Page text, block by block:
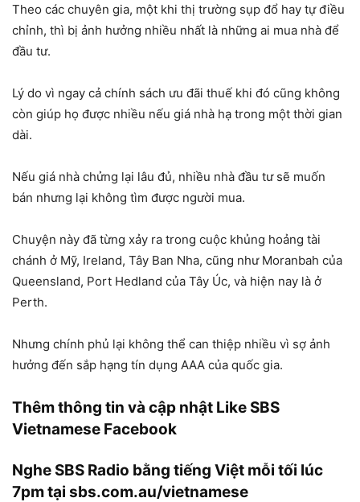
Theo các chuyên gia, một khi thị trường sụp đổ hay tự điều
chỉnh, thì bị ảnh hưởng nhiều nhất là những ai mua nhà để
đầu tư.
Lý do vì ngay cả chính sách ưu đãi thuế khi đó cũng không
còn giúp họ được nhiều nếu giá nhà hạ trong một thời gian
dài.
Nếu giá nhà chửng lại lâu đủ, nhiều nhà đầu tư sẽ muốn
bán nhưng lại không tìm được người mua.
Chuyện này đã từng xảy ra trong cuộc khủng hoảng tài
chánh ở Mỹ, Ireland, Tây Ban Nha, cũng như Moranbah của
Queensland, Port Hedland của Tây Úc, và hiện nay là ở
Perth.
Nhưng chính phủ lại không thể can thiệp nhiều vì sợ ảnh
hưởng đến sắp hạng tín dụng AAA của quốc gia.
Thêm thông tin và cập nhật Like SBS
Vietnamese Facebook
Nghe SBS Radio bằng tiếng Việt mỗi tối lúc
7pm tại sbs.com.au/vietnamese